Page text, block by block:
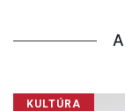
KULTÚRA